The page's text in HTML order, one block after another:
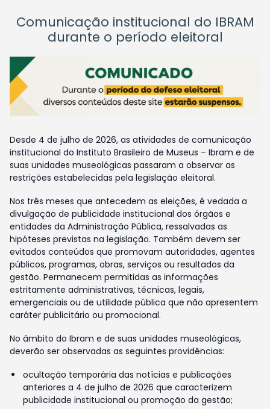
Comunicação institucional do IBRAM
durante o período eleitoral
Desde 4 de julho de 2026, as atividades de comunicação
institucional do Instituto Brasileiro de Museus – Ibram e de
suas unidades museológicas passaram a observar as
restrições estabelecidas pela legislação eleitoral.
Nos três meses que antecedem as eleições, é vedada a
divulgação de publicidade institucional dos órgãos e
entidades da Administração Pública, ressalvadas as
hipóteses previstas na legislação. Também devem ser
evitados conteúdos que promovam autoridades, agentes
públicos, programas, obras, serviços ou resultados da
gestão. Permanecem permitidas as informações
estritamente administrativas, técnicas, legais,
emergenciais ou de utilidade pública que não apresentem
caráter publicitário ou promocional.
No âmbito do Ibram e de suas unidades museológicas,
deverão ser observadas as seguintes providências:
ocultação temporária das notícias e publicações
anteriores a 4 de julho de 2026 que caracterizem
publicidade institucional ou promoção da gestão;